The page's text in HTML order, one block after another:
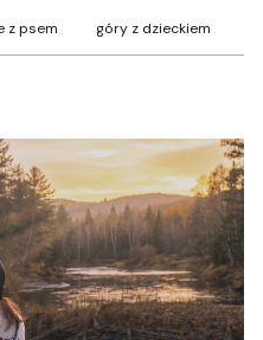
z psem góry z dzieckiem